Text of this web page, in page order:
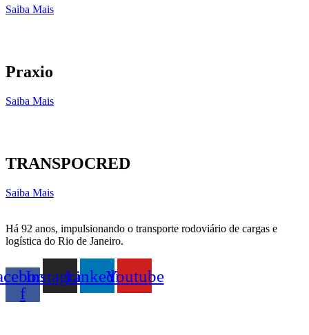
Saiba Mais
Praxio
Saiba Mais
TRANSPOCRED
Saiba Mais
Há 92 anos, impulsionando o transporte rodoviário de cargas e
logística do Rio de Janeiro.
f
InstagramLinkedinYoutube